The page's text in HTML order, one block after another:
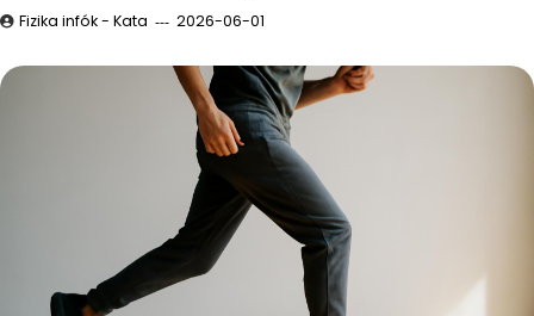
Fizika infók - Kata 2026-06-01